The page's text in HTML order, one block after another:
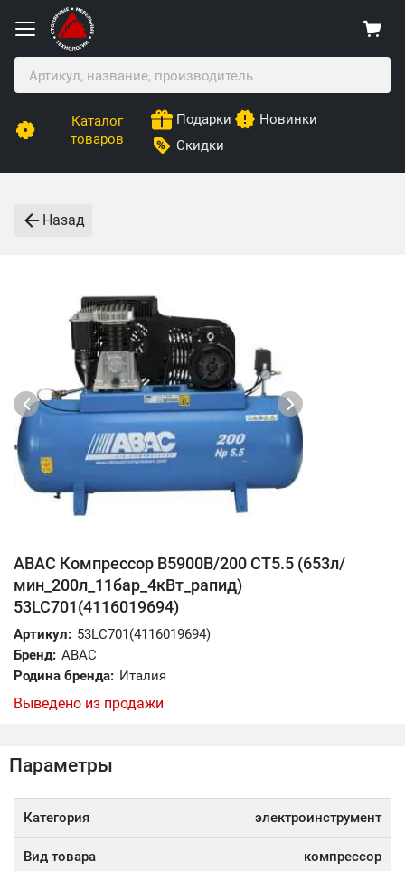
Каталог
товаров
Подарки
Новинки
Скидки
Назад
ABAC Компрессор B5900B/200 CT5.5 (653л/
мин_200л_11бар_4кВт_рапид)
53LC701(4116019694)
Артикул: 53LC701(4116019694)
Бренд: ABAC
Родина бренда: Италия
Выведено из продажи
Параметры
Категория электроинструмент
Вид товара компрессор